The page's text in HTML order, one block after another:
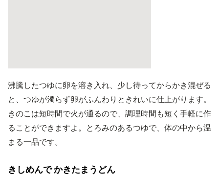
沸騰したつゆに卵を溶き入れ、少し待ってからかき混ぜる
と、つゆが濁らず卵がふんわりときれいに仕上がります。
きのこは短時間で火が通るので、調理時間も短く手軽に作
ることができますよ。とろみのあるつゆで、体の中から温
まる一品です。
きしめんで かきたまうどん